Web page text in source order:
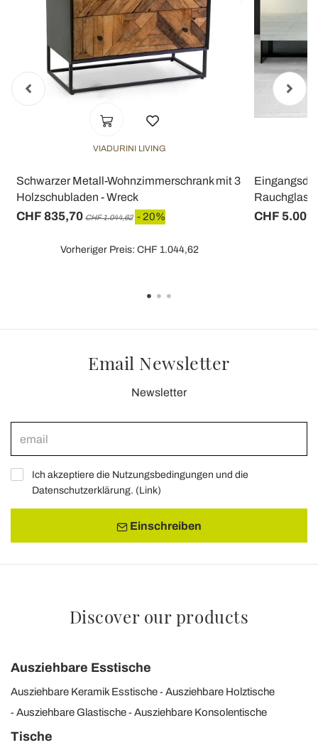
VIADURINI LIVING
Schwarzer Metall-Wohnzimmerschrank mit 3
Holzschubladen - Wreck
CHF 835,70 CHF 1.044,62 - 20%
Vorheriger Preis: CHF 1.044,62
Rauchglas
CHF
Email Newsletter
Newsletter
Ich akzeptiere die Nutzungsbedingungen und die
Datenschutzerklärung. (Link)
Einschreiben
Discover our products
Ausziehbare Esstische
Ausziehbare Keramik Esstische
Ausziehbare Holztische
Ausziehbare Glastische
Ausziehbare Konsolentische
Tische